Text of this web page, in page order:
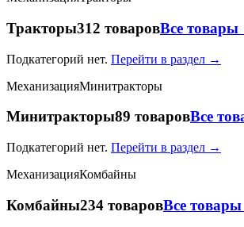
Тракторы312 товаровВсе
Подкатегорий нет. Перейти в раздел →
МеханизацияМинитракторы
Минитракторы89 товаровВсе
Подкатегорий нет. Перейти в раздел →
МеханизацияКомбайны
Комбайны234 товаровВсе